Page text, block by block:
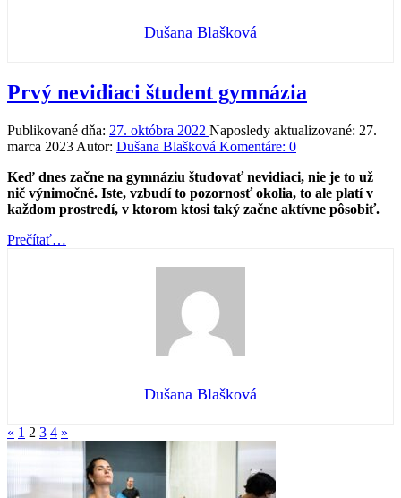
Dušana Blašková
Prvý nevidiaci študent gymnázia
Publikované dňa: 27. októbra 2022 Naposledy aktualizované: 27.
marca 2023 Autor: Dušana Blašková Komentáre: 0
Keď dnes začne na gymnáziu študovať nevidiaci, nie je to už
nič výnimočné. Iste, vzbudí to pozornosť okolia, to ale platí v
každom prostredí, v ktorom ktosi taký začne aktívne pôsobiť.
Prečítať“Prvý
…
Dušana Blašková
« Predchádzajúca
stránka
1 2 3 4 Nasledujúca
stránka
»